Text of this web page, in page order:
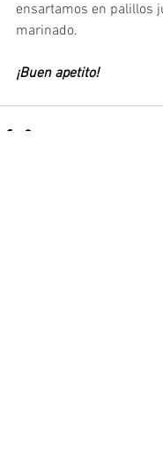
ensartamos en palillos
marinado.
¡Buen apetito!